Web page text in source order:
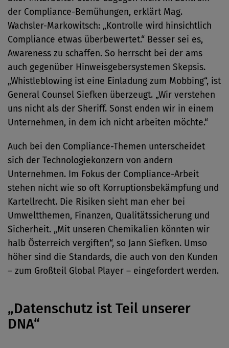
der Compliance-Bemühungen, erklärt Mag.
Wachsler-Markowitsch: „Kontrolle wird hinsichtlich
Compliance etwas überbewertet.“ Besser sei es,
Awareness zu schaffen. So herrscht bei der ams
auch gegenüber Hinweisgebersystemen Skepsis.
„Whistleblowing ist eine Einladung zum Mobbing“, ist
General Counsel Siefken überzeugt. „Wir verstehen
uns nicht als der Sheriff. Sonst enden wir in einem
Unternehmen, in dem ich nicht arbeiten möchte.“
Auch bei den Compliance-Themen unterscheidet
sich der Technologiekonzern von andern
Unternehmen. Im Fokus der Compliance-Arbeit
stehen nicht wie so oft Korruptionsbekämpfung und
Kartellrecht. Die Risiken sieht man eher bei
Umweltthemen, Finanzen, Qualitätssicherung und
Sicherheit. „Mit unseren Chemikalien könnten wir
halb Österreich vergiften“, so Jann Siefken. Umso
höher sind die Standards, die auch von den Kunden
– zum Großteil Global Player – eingefordert werden.
„Datenschutz ist Teil unserer
DNA“